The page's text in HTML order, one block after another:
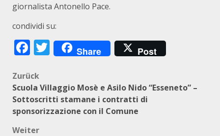
giornalista Antonello Pace.
condividi su:
Facebook
Twitter
Share Post
Beitragsnavigation
Zurück
Scuola Villaggio Mosè e Asilo Nido “Esseneto” –
Sottoscritti stamane i contratti di
sponsorizzazione con il Comune
Weiter